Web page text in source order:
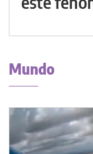
Mundo